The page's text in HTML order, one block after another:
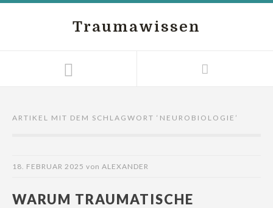
Traumawissen
ARTIKEL MIT DEM SCHLAGWORT ‘ NEUROBIOLOGIE ’
18. FEBRUAR 2025 von ALEXANDER
WARUM TRAUMATISCHE